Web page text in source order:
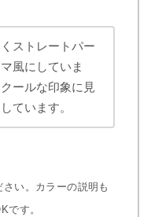
ストレートパー
風にしていま
ールな印象に見
ています。
い。カラーの説明も
です。